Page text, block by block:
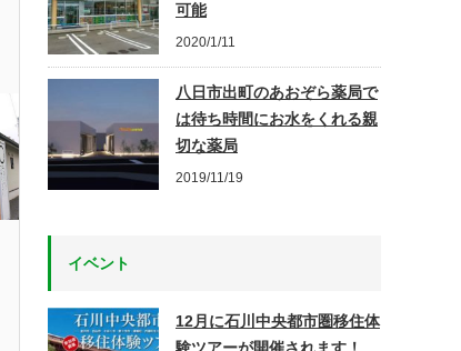
可能
2020/1/11
八日市出町のあおぞら薬局で
は待ち時間にお水をくれる親
切な薬局
2019/11/19
イベント
12月に石川中央都市圏移住体